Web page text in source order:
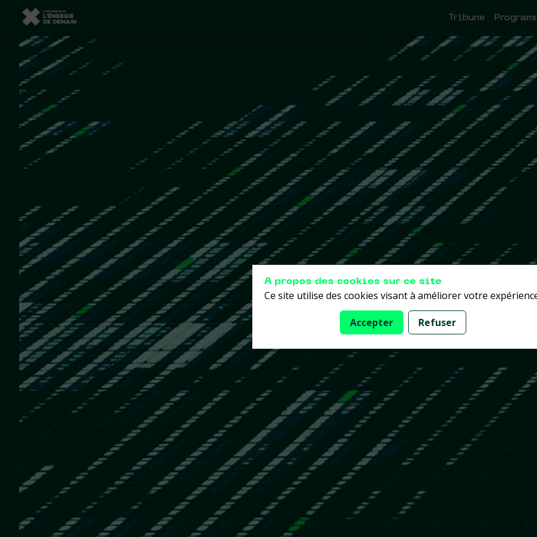
Tribune
A propos des cookies sur ce site
Ce site utilise des cookies visant à améliorer votre
Accepter Refuser